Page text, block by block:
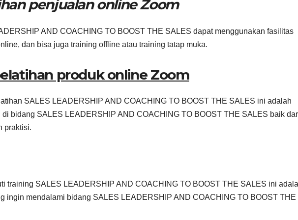
penjualan online Zoom
AND COACHING TO BOOST THE SALES dapat menggunakan fasilitas
dan bisa juga training offline atau training tatap muka.
produk online Zoom
SALES LEADERSHIP AND COACHING TO BOOST THE SALES ini adalah
di bidang SALES LEADERSHIP AND COACHING TO BOOST THE SALES baik
praktisi.
training SALES LEADERSHIP AND COACHING TO BOOST THE SALES ini
ingin mendalami bidang SALES LEADERSHIP AND COACHING TO BOOST THE